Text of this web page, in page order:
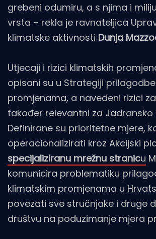
grebeni odumiru, a s njima i
vrsta – rekla je ravnateljica
klimatske aktivnosti Dunja
Utjecaji i rizici klimatskih
opisani su u Strategiji
promjenama, a navedeni rizici
također relevantni za Jadransko
Definirane su prioritetne mjere,
operacionalizirati kroz Akcijski
specijaliziranu mrežnu stranicu
komunicira problematiku
klimatskim promjenama u
povezati sve stručnjake i druge
društvu na poduzimanje mjera